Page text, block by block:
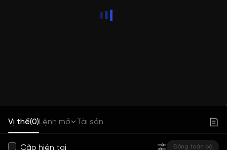
Vị thế(0)Lệnh mở Tài sản
Cặp hiện tại Đóng toàn bộ